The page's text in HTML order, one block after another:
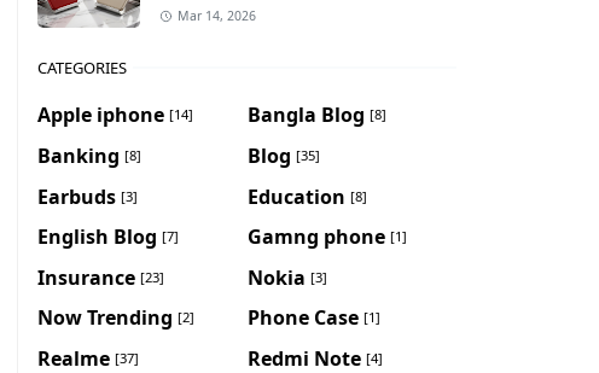
Mar 14, 2026
CATEGORIES
Apple iphone [14] Bangla Blog [8]
Banking [8] Blog [35]
Earbuds [3] Education [8]
English Blog [7] Gamng phone [1]
Insurance [23] Nokia [3]
Now Trending [2] Phone Case [1]
Realme [37] Redmi Note [4]